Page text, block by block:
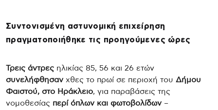
Συντονισμένη αστυνομική επιχείρηση
πραγματοποιήθηκε τις προηγούμενες ώρες
Τρεις άντρες ηλικίας 85, 56 και 26 ετών
συνελήφθησανχθες το πρωί σε περιοχή του Δήμου
Φαιστού, στο Ηράκλειο, για παραβάσεις της
νομοθεσίας περί όπλων και φωτοβολίδων–